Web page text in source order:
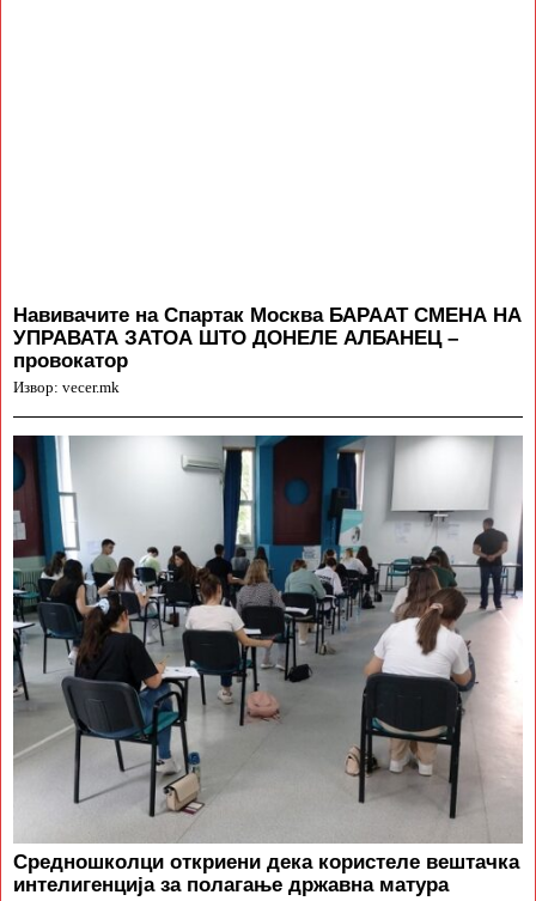
Навивачите на Спартак Москва БАРААТ СМЕНА НА
УПРАВАТА ЗАТОА ШТО ДОНЕЛЕ АЛБАНЕЦ –
провокатор
Извор: vecer.mk
Средношколци откриени дека користеле вештачка
интелигенција за полагање државна матура